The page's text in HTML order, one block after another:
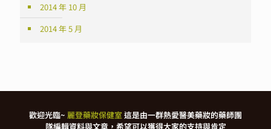
2014 年 10 月
2014 年 5 月
歡迎光臨~ 麗登藥妝保健室這是由一群熱愛醫美藥妝的藥師團
隊編輯資料與文章，希望可以獲得大家的支持與肯定